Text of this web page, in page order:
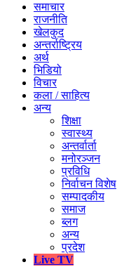
समाचार
राजनीति
खेलकुद
अन्तर्राष्ट्रिय
अर्थ
भिडियो
विचार
कला / साहित्य
अन्य
शिक्षा
स्वास्थ्य
अन्तर्वार्ता
मनोरञ्जन
प्रविधि
निर्वाचन विशेष
सम्पादकीय
समाज
ब्लग
अन्य
प्रदेश
Live TV